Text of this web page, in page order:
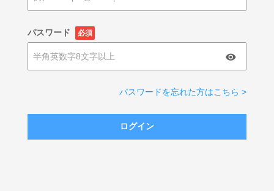
パスワード 必須
パスワードを忘れた方はこちら >
ログイン